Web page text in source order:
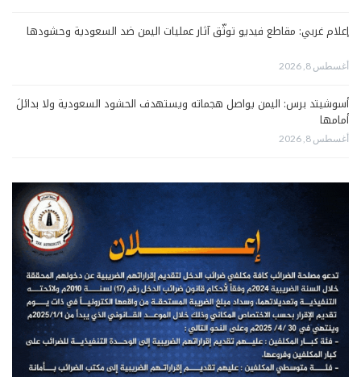
إعلام غربي: مقاطع فيديو توثّق آثار عمليات اليمن ضد السعودية وحشودها
أغسطس 8, 2026
أسوشيتد برس: اليمن يواصل هجماته ويستهدف الحشود السعودية ولا بدائلَ
أمامها
أغسطس 8, 2026